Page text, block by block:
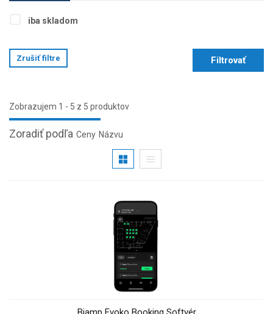
iba skladom
Zrušiť filtre Filtrovať
Zobrazujem 1 - 5 z 5 produktov
Zoradiť podľa Ceny Názvu